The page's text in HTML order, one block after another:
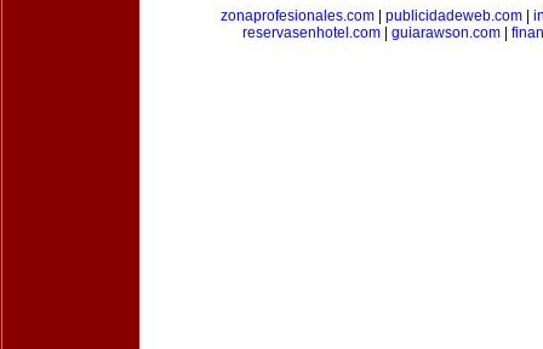
zonaprofesionales.com| publicidadeweb.com|
reservasenhotel.com
guiarawson.com